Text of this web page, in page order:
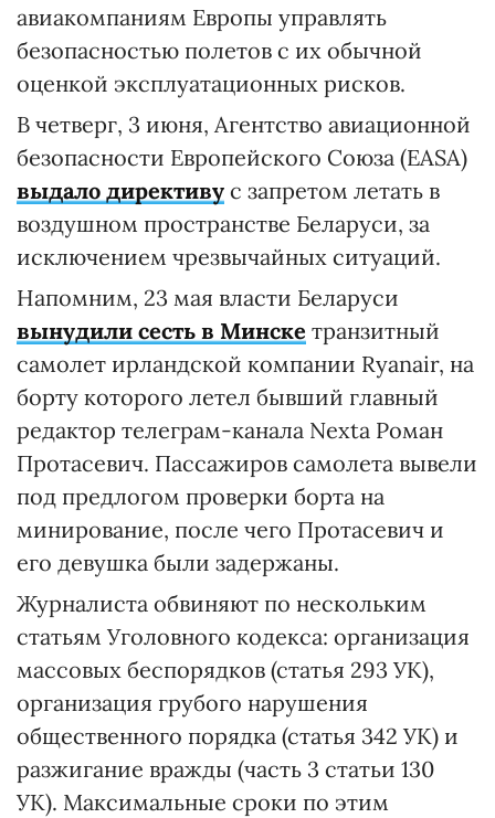
авиакомпаниям Европы управлять
безопасностью полетов с их обычной
оценкой эксплуатационных рисков.
В четверг, 3 июня, Агентство авиационной
безопасности Европейского Союза (EASA)
выдало директиву с запретом летать в
воздушном пространстве Беларуси, за
исключением чрезвычайных ситуаций.
Напомним, 23 мая власти Беларуси
вынудили сесть в Минске транзитный
самолет ирландской компании Ryanair, на
борту которого летел бывший главный
редактор телеграм-канала Nexta Роман
Протасевич. Пассажиров самолета вывели
под предлогом проверки борта на
минирование, после чего Протасевич и
его девушка были задержаны.
Журналиста обвиняют по нескольким
статьям Уголовного кодекса: организация
массовых беспорядков (статья 293 УК),
организация грубого нарушения
общественного порядка (статья 342 УК) и
разжигание вражды (часть 3 статьи 130
УК). Максимальные сроки по этим